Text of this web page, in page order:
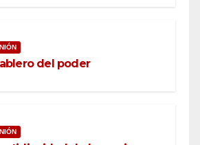
del poder